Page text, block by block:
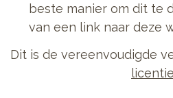
beste manier om dit te
van een link naar deze
Dit is de vereenvoudigde
licentie